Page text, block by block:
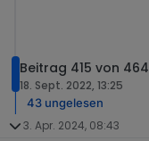
Beitrag 415 von 464
18. Sept. 2022, 13:25
43 ungelesen
3. Apr. 2024, 08:43